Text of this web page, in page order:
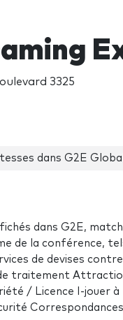
3325
dans G2E
dans G2E,
de la conférence,
de devises
traitement
/ Licence I-jouer à